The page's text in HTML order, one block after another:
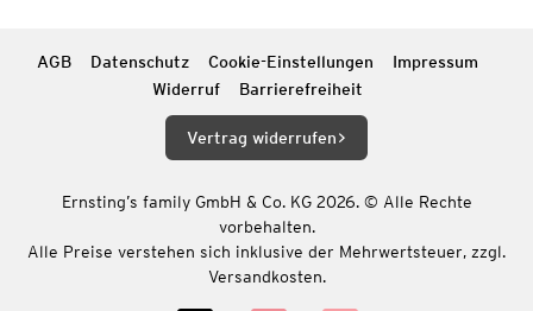
AGB Datenschutz Cookie-Einstellungen
Impressum
Widerruf
Barrierefreiheit
Vertrag widerrufen
Ernsting’s family GmbH & Co. KG 2026. © Alle Rechte
vorbehalten.
Alle Preise verstehen sich inklusive der Mehrwertsteuer, zzgl.
Versandkosten.